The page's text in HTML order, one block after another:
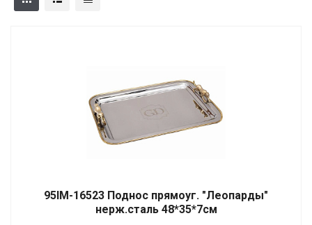
95IM-16523 Поднос прямоуг. "Леопарды"
нерж.сталь 48*35*7см